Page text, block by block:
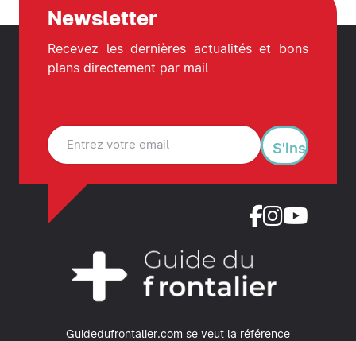
Guidedufrontalier.com se veut la référence
Newsletter
Recevez les dernières actualités et bons
plans directement par mail
S'inscrire